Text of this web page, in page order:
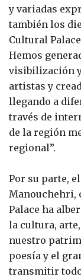
y variadas
también los
Cultural
Hemos
visibilización
artistas y
llegando a
través de
de la región
regional”.
Por su parte,
Manouchehri,
Palace ha
la cultura,
nuestro
poesía y el
transmitir